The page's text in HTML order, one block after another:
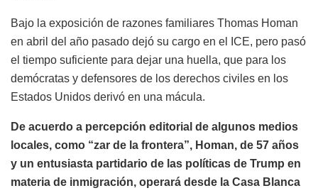
Bajo la exposición de razones familiares Thomas Homan
en abril del año pasado dejó su cargo en el ICE, pero pasó
el tiempo suficiente para dejar una huella, que para los
demócratas y defensores de los derechos civiles en los
Estados Unidos derivó en una mácula.
De acuerdo a percepción editorial de algunos medios
locales, como “zar de la frontera”, Homan, de 57 años
y un entusiasta partidario de las políticas de Trump en
materia de inmigración, operará desde la Casa Blanca